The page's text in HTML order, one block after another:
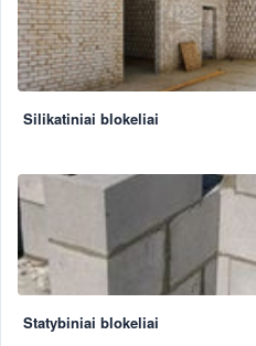
Silikatiniai blokeliai
Statybiniai blokeliai